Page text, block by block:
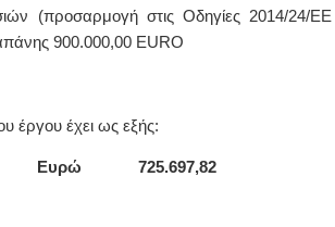
(προσαρμογή στις Οδηγίες 2014/24/
900.000,00 EURO
έργου έχει ως εξής:
Ευρώ 725.697,82